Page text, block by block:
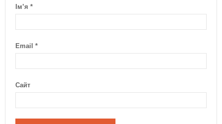
Ім’я *
Email *
Сайт